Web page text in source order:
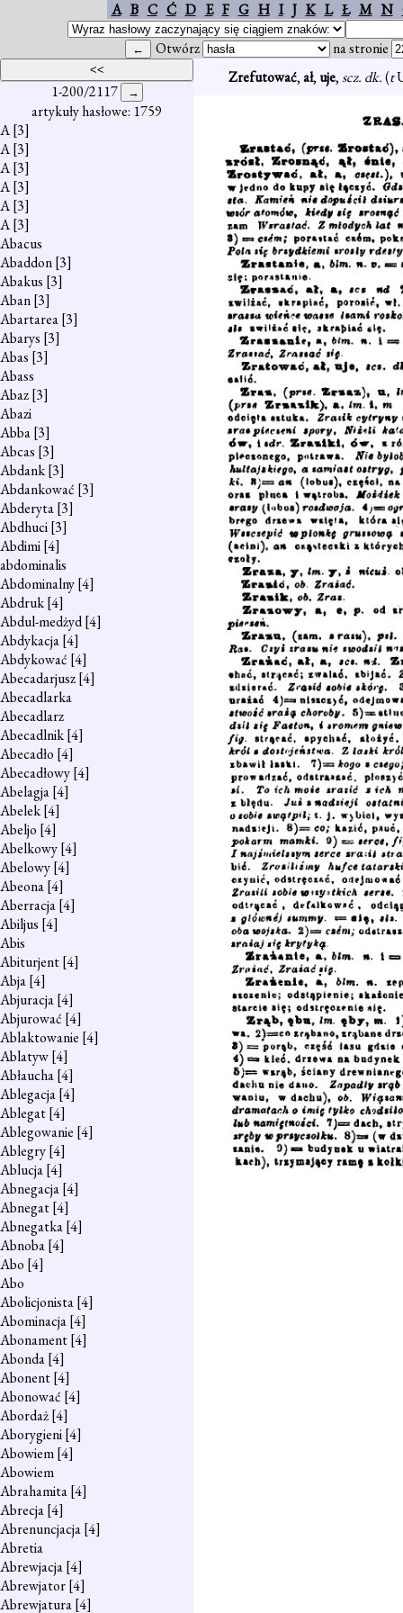
A B C Ć D E F G H I J K L Ł M N
Otwórz na stronie
1-200/2117
artykuły hasłowe: 1759
A[3]
A[3]
A[3]
A[3]
A[3]
A[3]
Abacus
Abaddon[3]
Abakus [3]
Aban[3]
Abartarea[3]
Abarys [3]
Abas [3]
Abass
Abaz[3]
Abazi
Abba[3]
Abcas [3]
Abdank[3]
Abdankować [3]
Abderyta[3]
Abdhuci[3]
Abdimi[4]
abdominalis
Abdominalny[4]
Abdruk[4]
Abdul-medżyd[4]
Abdykacja[4]
Abdykować [4]
Abecadarjusz[4]
Abecadlarka
Abecadlarz
Abecadlnik[4]
Abecadło [4]
Abecadłowy[4]
Abelagja[4]
Abelek[4]
Abeljo [4]
Abelkowy[4]
Abelowy[4]
Abeona[4]
Aberracja[4]
Abiljus [4]
Abis
Abiturjent[4]
Abja[4]
Abjuracja[4]
Abjurować [4]
Ablaktowanie [4]
Ablatyw[4]
Abłaucha[4]
Ablegacja[4]
Ablegat[4]
Ablegowanie [4]
Ablegry[4]
Ablucja[4]
Abnegacja[4]
Abnegat[4]
Abnegatka[4]
Abnoba[4]
Abo [4]
Abo
Abolicjonista[4]
Abominacja[4]
Abonament[4]
Abonda[4]
Abonent[4]
Abonować [4]
Abordaż[4]
Aborygieni[4]
Abowiem[4]
Abowiem
Abrahamita[4]
Abrecja[4]
Abrenuncjacja[4]
Abretia
Abrewjacja[4]
Abrewjator[4]
Abrewjatura[4]
Zrefutować,ał, uje,scz. dk.(t